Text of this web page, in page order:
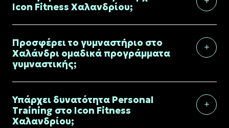
Icon Fitness Χαλανδρίου;
Προσφέρει το γυμναστήριο στο
Χαλάνδρι ομαδικά προγράμματα
γυμναστικής;
Υπάρχει δυνατότητα Personal
Training στο Icon Fitness
Χαλανδρίου;